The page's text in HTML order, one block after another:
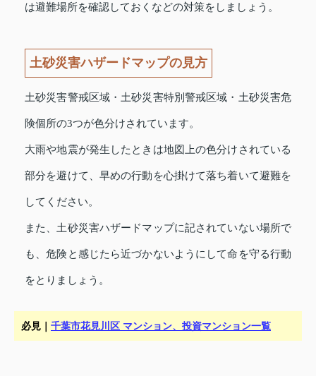
は避難場所を確認しておくなどの対策をしましょう。
土砂災害ハザードマップの見方
土砂災害警戒区域・土砂災害特別警戒区域・土砂災害危
険個所の3つが色分けされています。
大雨や地震が発生したときは地図上の色分けされている
部分を避けて、早めの行動を心掛けて落ち着いて避難を
してください。
また、土砂災害ハザードマップに記されていない場所で
も、危険と感じたら近づかないようにして命を守る行動
をとりましょう。
必見｜ 千葉市花見川区 マンション、投資マンション一覧